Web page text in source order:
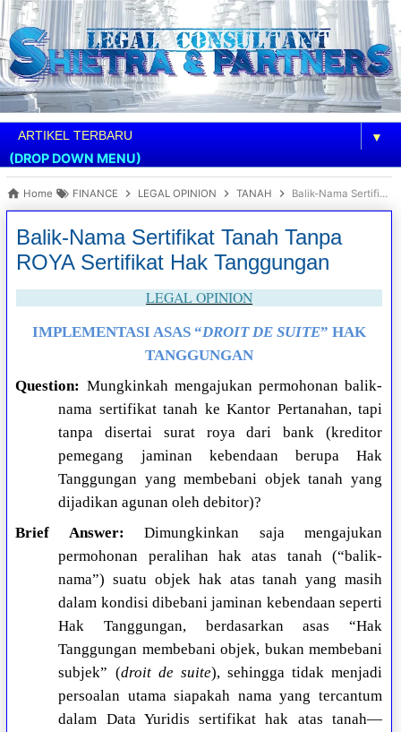
▼
(DROP DOWN MENU)
Home FINANCE LEGAL OPINION TANAH Balik-Nama Sertifikat Tanah Tanpa ROYA Sertifikat Hak Tanggungan
Balik-Nama Sertifikat Tanah Tanpa
ROYA Sertifikat Hak Tanggungan
LEGAL OPINION
IMPLEMENTASI ASAS “DROIT DE SUITE” HAK
TANGGUNGAN
Question: Mungkinkah mengajukan permohonan balik-
nama sertifikat tanah ke Kantor Pertanahan, tapi
tanpa disertai surat roya dari bank (kreditor
pemegang jaminan kebendaan berupa Hak
Tanggungan yang membebani objek tanah yang
dijadikan agunan oleh debitor)?
Brief Answer: Dimungkinkan saja mengajukan
permohonan peralihan hak atas tanah (“balik-
nama”) suatu objek hak atas tanah yang masih
dalam kondisi dibebani jaminan kebendaan seperti
Hak Tanggungan, berdasarkan asas “Hak
Tanggungan membebani objek, bukan membebani
subjek” (droit de suite), sehingga tidak menjadi
persoalan utama siapakah nama yang tercantum
dalam Data Yuridis sertifikat hak atas tanah—